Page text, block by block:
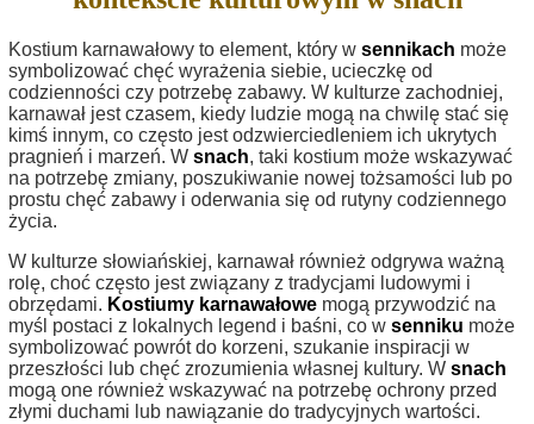
Kostium karnawałowy to element, który w sennikach może
symbolizować chęć wyrażenia siebie, ucieczkę od
codzienności czy potrzebę zabawy. W kulturze zachodniej,
karnawał jest czasem, kiedy ludzie mogą na chwilę stać się
kimś innym, co często jest odzwierciedleniem ich ukrytych
pragnień i marzeń. W snach, taki kostium może wskazywać
na potrzebę zmiany, poszukiwanie nowej tożsamości lub po
prostu chęć zabawy i oderwania się od rutyny codziennego
życia.
W kulturze słowiańskiej, karnawał również odgrywa ważną
rolę, choć często jest związany z tradycjami ludowymi i
obrzędami. Kostiumy karnawałowe mogą przywodzić na
myśl postaci z lokalnych legend i baśni, co w senniku może
symbolizować powrót do korzeni, szukanie inspiracji w
przeszłości lub chęć zrozumienia własnej kultury. W snach
mogą one również wskazywać na potrzebę ochrony przed
złymi duchami lub nawiązanie do tradycyjnych wartości.